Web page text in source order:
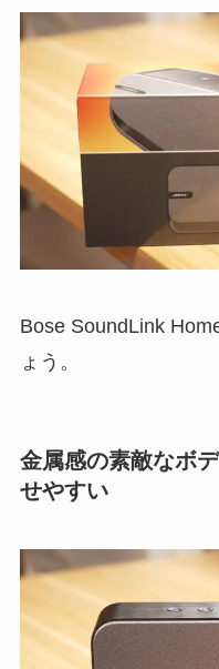
Bose SoundLink
ょう。
金属感の素敵なボ
せやすい